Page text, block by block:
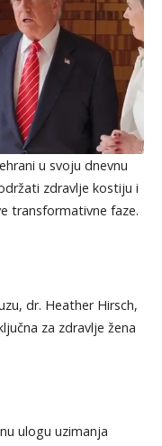
u svoju dnevnu
zdravlje kostiju i
transformativne faze.
dr. Heather Hirsch,
za zdravlje žena
ulogu uzimanja